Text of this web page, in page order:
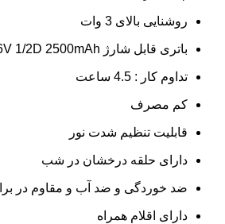
روشنایی بالای 3 وات
باتری قابل شارژ 3.6V 1/2D 2500mAh
تداوم کار : 4.5 ساعت
کم مصرف
قابلیت تنظیم شدت نور
دارای حلقه درخشان در شب
ضد خوردگی و ضد آب و مقاوم در
دارای اقلام همراه